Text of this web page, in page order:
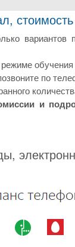
стоимость
вариантов
обучения
по
и